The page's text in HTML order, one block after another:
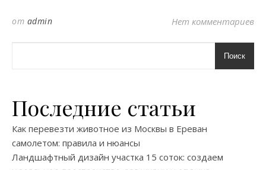
от admin Нет комментариев
Поиск
Последние статьи
Как перевезти животное из Москвы в Ереван
самолетом: правила и нюансы
Ландшафтный дизайн участка 15 соток: создаем